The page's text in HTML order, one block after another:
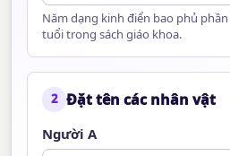
Năm dạng kinh điển bao phủ
tuổi trong sách giáo khoa.
2 Đặt tên các nhân vật
Người A